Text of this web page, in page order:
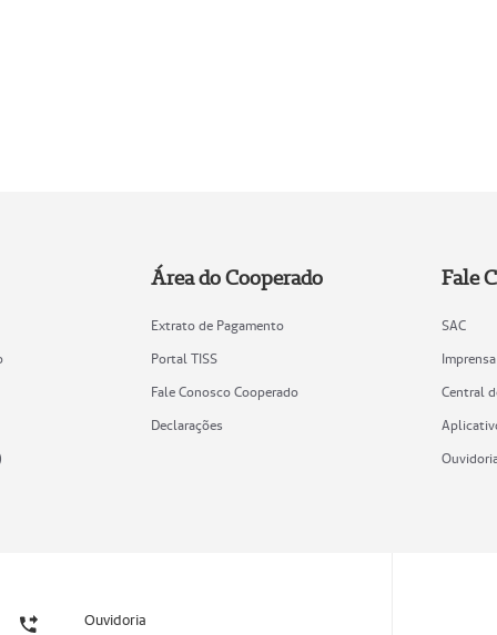
Área do Cooperado
Extrato de Pagamento
Portal TISS
Fale Conosco Cooperado
Declarações
Fale
SAC
Imprensa
Central
Ouvidoria